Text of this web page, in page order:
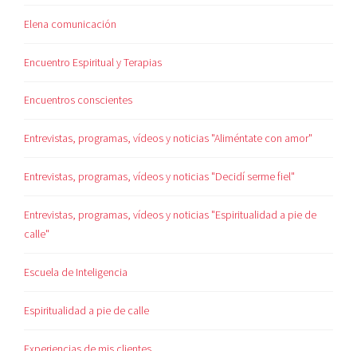
Elena comunicación
Encuentro Espiritual y Terapias
Encuentros conscientes
Entrevistas, programas, vídeos y noticias "Aliméntate con amor"
Entrevistas, programas, vídeos y noticias "Decidí serme fiel"
Entrevistas, programas, vídeos y noticias "Espiritualidad a pie de
calle"
Escuela de Inteligencia
Espiritualidad a pie de calle